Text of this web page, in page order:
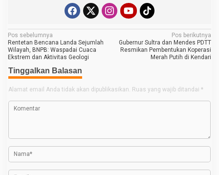
N
a
v
i
g
a
p
o
s
Pos sebelumnya
Rentetan Bencana Landa Sejumlah
Wilayah, BNPB: Waspadai Cuaca
Ekstrem dan Aktivitas Geologi
Pos berikutnya
Gubernur Sultra dan Mendes PDTT
Resmikan Pembentukan Koperasi
Merah Putih di Kendari
Tinggalkan Balasan
Alamat email Anda tidak akan dipublikasikan. Ruas yang wajib ditandai *